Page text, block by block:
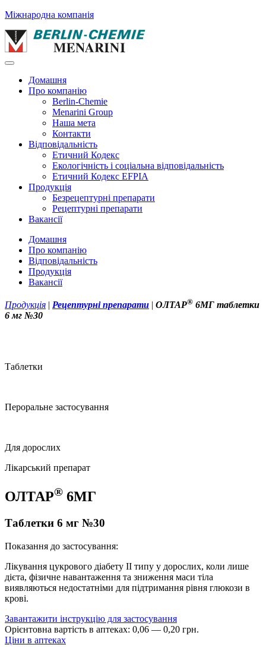
Міжнародна компанія
Домашня
Про компанію
Berlin-Chemie
Menarini Group
Наша мета
Контакти
Відповідальність
Етичний Кодекс
Екологічність і соціальна відповідальність
Етичний Кодекс EFPIA
Продукція
Безрецептурні препарати
Рецептурні препарати
Вакансії
Домашня
Про компанію
Відповідальність
Продукція
Вакансії
Продукція | Рецептурні препарати | ОЛТАР® 6МГ таблетки
6 мг №30
Таблетки
Пероральне застосування
Для дорослих
Лікарський препарат
ОЛТАР® 6МГ
Таблетки 6 мг №30
Показання до застосування:
Лікування цукрового діабету ІІ типу у дорослих, коли лише
дієта, фізичне навантаження та зниження маси тіла
виявляються недостатніми для підтримання рівня глюкози в
крові.
Завантажити інструкцію для застосування
Орієнтовна вартість в аптеках: 0,06 — 0,20 грн.
Ціни в аптеках